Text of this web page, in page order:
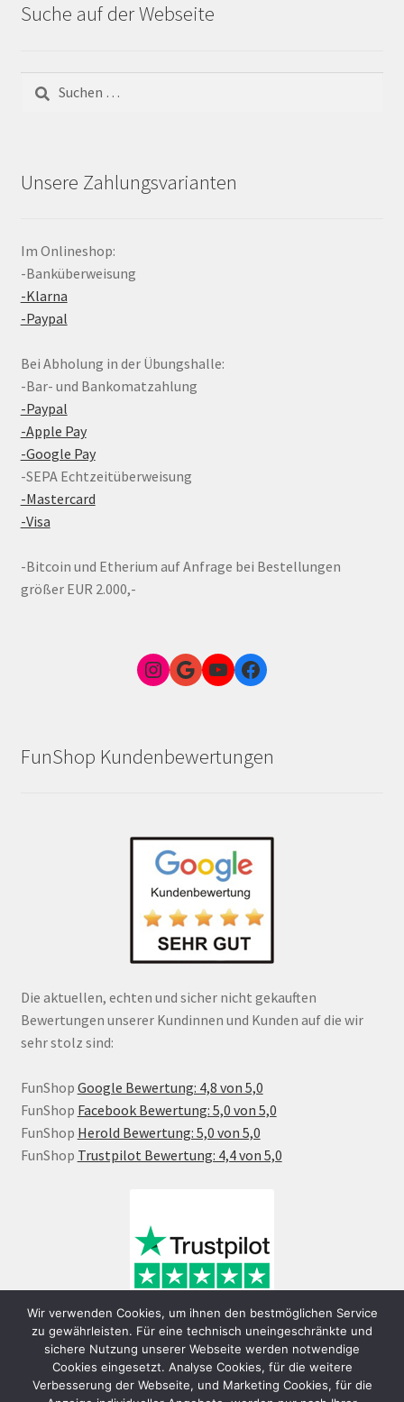
Suche auf der Webseite
nach:
Unsere Zahlungsvarianten
Im Onlineshop:
-Banküberweisung
-Klarna
-Paypal
Bei Abholung in der Übungshalle:
-Bar- und Bankomatzahlung
-Paypal
-Apple Pay
-Google Pay
-SEPA Echtzeitüberweisung
-Mastercard
-Visa
-Bitcoin und Etherium auf Anfrage bei Bestellungen
größer EUR 2.000,-
Instagram
Google Link zum FunShop WienYouTubeFacebook
FunShop Kundenbewertungen
Die aktuellen, echten und sicher nicht gekauften
Bewertungen unserer Kundinnen und Kunden auf die wir
sehr stolz sind:
FunShop Google Bewertung: 4,8 von 5,0
FunShop Facebook Bewertung: 5,0 von 5,0
FunShop Herold Bewertung: 5,0 von 5,0
FunShop Trustpilot Bewertung: 4,4 von 5,0
Wir verwenden Cookies, um ihnen den bestmöglichen Service
zu gewährleisten. Für eine technisch uneingeschränkte und
sichere Nutzung unserer Webseite werden notwendige
Cookies eingesetzt. Analyse Cookies, für die weitere
Verbesserung der Webseite, und Marketing Cookies, für die